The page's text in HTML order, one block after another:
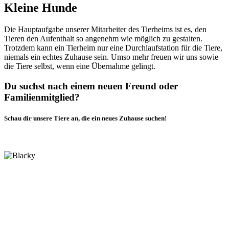
Kleine Hunde
Die Hauptaufgabe unserer Mitarbeiter des Tierheims ist es, den
Tieren den Aufenthalt so angenehm wie möglich zu gestalten.
Trotzdem kann ein Tierheim nur eine Durchlaufstation für die Tiere,
niemals ein echtes Zuhause sein. Umso mehr freuen wir uns sowie
die Tiere selbst, wenn eine Übernahme gelingt.
Du suchst nach einem neuen Freund oder
Familienmitglied?
Schau dir unsere Tiere an, die ein neues Zuhause suchen!